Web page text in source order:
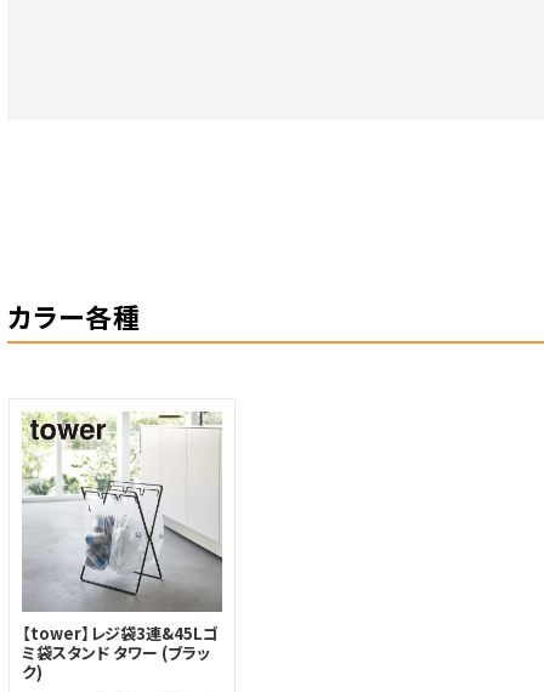
カラー各種
【tower】レジ袋3連&45Lゴ
ミ袋スタンド タワー (ブラッ
ク)